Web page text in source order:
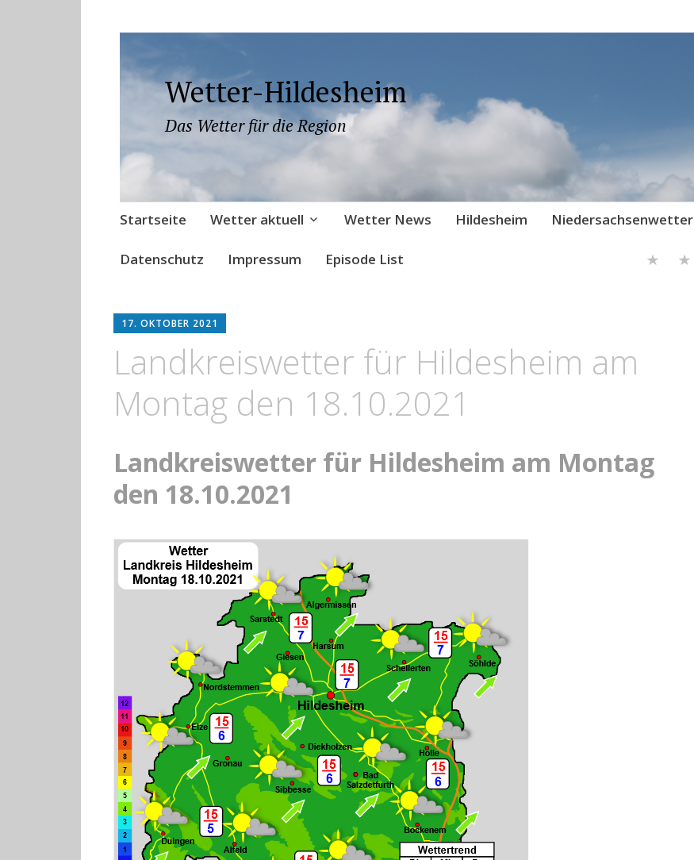
Wetter-Hildesheim
Das Wetter für die Region
Zum
springen
Startseite Wetter aktuell Wetter News Hildesheim Niedersachsenwetter
Datenschutz Impressum Episode List
17. OKTOBER 2021
Landkreiswetter für Hildesheim am
Montag den 18.10.2021
Landkreiswetter für Hildesheim am Montag
den 18.10.2021